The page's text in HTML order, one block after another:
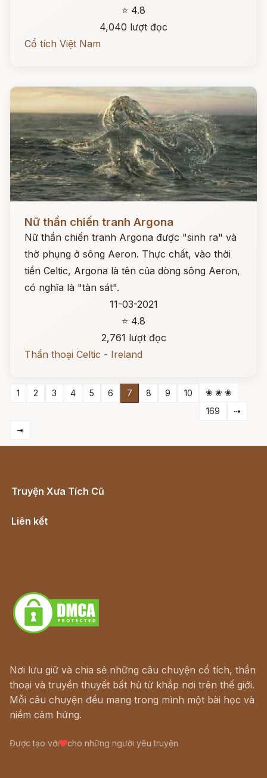
⭐ 4.8
4,040 lượt đọc
Cổ tích Việt Nam
Nữ thần chiến tranh Argona
Nữ thần chiến tranh Argona được "sinh ra" và
thờ phụng ở sông Aeron. Thực chất, vào thời
tiền Celtic, Argona là tên của dòng sông Aeron,
có nghĩa là "tàn sát".
11-03-2021
⭐ 4.8
2,761 lượt đọc
Thần thoại Celtic - Ireland
1 2 3 4 5 6 7 8 9 10
❀ ❀ ❀
169
⇢
⇥
Truyện Xưa Tích Cũ
Liên kết
Nơi lưu giữ và chia sẻ những câu chuyện cổ tích, thần
thoại và truyền thuyết bất hủ từ khắp nơi trên thế giới.
Mỗi câu chuyện đều mang trong mình một bài học và
niềm cảm hứng.
Được tạo với cho những người yêu truyện